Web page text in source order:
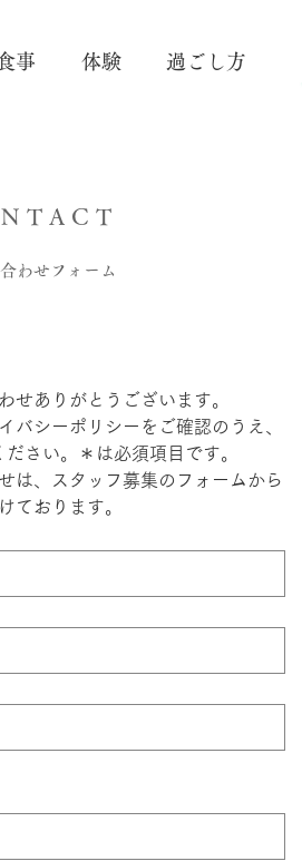
事 体験 過ごし方
わせフォーム
せありがとうございます。
バシーポリシーをご確認のうえ、
さい。＊は必須項目です。
は、スタッフ募集のフォームから
ております。